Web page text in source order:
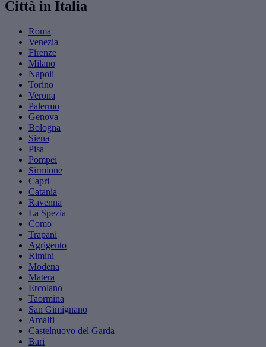
Città in Italia
Roma
Venezia
Firenze
Milano
Napoli
Torino
Verona
Palermo
Genova
Bologna
Siena
Pisa
Pompei
Sirmione
Capri
Catania
Ravenna
La Spezia
Como
Trapani
Agrigento
Rimini
Modena
Matera
Ercolano
Taormina
San Gimignano
Amalfi
Castelnuovo del Garda
Bari